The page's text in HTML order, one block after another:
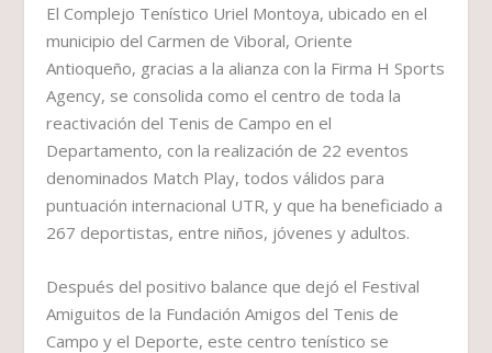
El Complejo Tenístico Uriel Montoya, ubicado en el
municipio del Carmen de Viboral, Oriente
Antioqueño, gracias a la alianza con la Firma H Sports
Agency, se consolida como el centro de toda la
reactivación del Tenis de Campo en el
Departamento, con la realización de 22 eventos
denominados Match Play, todos válidos para
puntuación internacional UTR, y que ha beneficiado a
267 deportistas, entre niños, jóvenes y adultos.
Después del positivo balance que dejó el Festival
Amiguitos de la Fundación Amigos del Tenis de
Campo y el Deporte, este centro tenístico se